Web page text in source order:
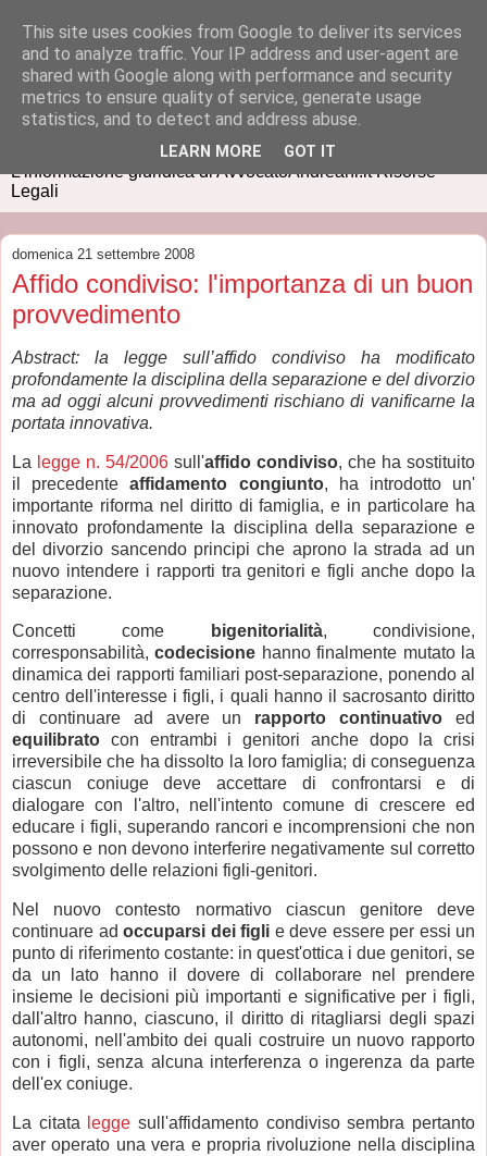
IUSPRESS
L'informazione giuridica di AvvocatoAndreani.it Risorse
Legali
domenica 21 settembre 2008
Affido condiviso: l'importanza di un buon
provvedimento
Abstract: la legge sull’affido condiviso ha modificato
profondamente la disciplina della separazione e del divorzio
ma ad oggi alcuni provvedimenti rischiano di vanificarne la
portata innovativa.
La legge n. 54/2006 sull'affido condiviso, che ha sostituito
il precedenteaffidamento congiunto, ha introdotto un'
importante riforma nel diritto di famiglia, e in particolare ha
innovato profondamente la disciplina della separazione e
del divorzio sancendo principi che aprono la strada ad un
nuovo intendere i rapporti tra genitori e figli anche dopo la
separazione.
Concetti come bigenitorialità, condivisione,
corresponsabilità,codecisione hanno finalmente mutato la
dinamica dei rapporti familiari post-separazione, ponendo al
centro dell'interesse i figli, i quali hanno il sacrosanto diritto
di continuare ad avere un rapporto continuativo ed
equilibrato con entrambi i genitori anche dopo la crisi
irreversibile che ha dissolto la loro famiglia; di conseguenza
ciascun coniuge deve accettare di confrontarsi e di
dialogare con l'altro, nell'intento comune di crescere ed
educare i figli, superando rancori e incomprensioni che non
possono e non devono interferire negativamente sul corretto
svolgimento delle relazioni figli-genitori.
Nel nuovo contesto normativo ciascun genitore deve
continuare ad occuparsi dei figli e deve essere per essi un
punto di riferimento costante: in quest'ottica i due genitori, se
da un lato hanno il dovere di collaborare nel prendere
insieme le decisioni più importanti e significative per i figli,
dall'altro hanno, ciascuno, il diritto di ritagliarsi degli spazi
autonomi, nell'ambito dei quali costruire un nuovo rapporto
con i figli, senza alcuna interferenza o ingerenza da parte
dell'ex coniuge.
La citata legge sull'affidamento condiviso sembra pertanto
aver operato una vera e propria rivoluzione nella disciplina
This site uses cookies from Google to deliver its services
and to analyze traffic. Your IP address and user-agent are
shared with Google along with performance and security
metrics to ensure quality of service, generate usage
statistics, and to detect and address abuse.
LEARN MORE GOT IT